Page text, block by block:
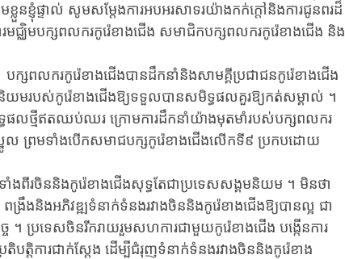
លួន​​ខ្ញុំ​ផ្ទាល់​ សូមសម្តែង​​ការ​អបអរសាទរ​យ៉ាង​កក់ក្តៅ​និង​ការ​ជូន​ពរ​ដ៏
មជ្ឈិមបក្សពលករកូរ៉េខាងជើង សមាជិក​បក្ស​ពលករ​កូរ៉េខាង​ជើង និង​
លករ​កូរ៉េខាង​ជើង​បាន​ដឹក​នាំ​និង​សាមគ្គី​ប្រជាជន​កូរ៉េខាង​ជើង​
និយម​របស់​កូរ៉េខាង​ជើងឱ្យ​​ទទួល​បាន​សមិទ្ធផល​គួរ​ឱ្យ​កត់សម្គាល់ ។
ផល​ថ្មី​ឥតឈប់ឈរ​ ក្រោម​ការ​ដឹក​នាំ​យ៉ាង​មុត​មាំ​របស់​បក្ស​ពលករ​
នូល​ ព្រមទាំង​បើក​សមាជ​បក្ស​កូរ៉េខាង​ជើង​លើក​ទី​៩ ប្រកប​ដោយ​
ចិននិង​កូរ៉េខាង​ជើងសុទ្ធតែ​ជា​ប្រទេស​សង្គមនិយម​​ ។ មិន​ថា​
ង្រឹង​និង​អភិវឌ្ឍ​ទំនាក់ទំនង​រវាង​ចិន​និង​កូរ៉េខាង​ជើង​ឱ្យ​បាន​ល្អ ជា​
ប្រទេសចិន​រីក​រាយ​រួម​សហការ​ជា​មួយ​កូរ៉េខាង​ជើង បង្កើន​ការ​
តិ្តការ​ជាក់ស្តែង ដើម្បីជំរុញ​ទំនាក់ទំនង​រវាង​ចិននិង​កូរ៉េខាង​